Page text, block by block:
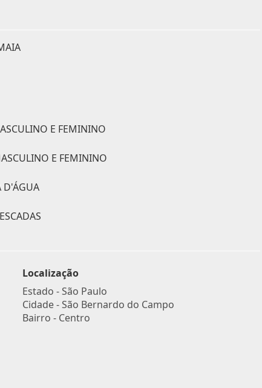
E FEMININO
E FEMININO
D'ÁGUA
Localização
Estado -São Paulo
Cidade -São Bernardo do Campo
Bairro - Centro